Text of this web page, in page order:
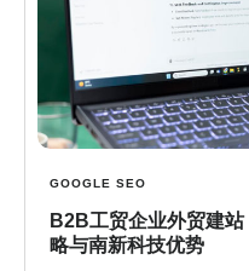
GOOGLE SEO
B2B工贸企业外贸建
略与南新科技优势